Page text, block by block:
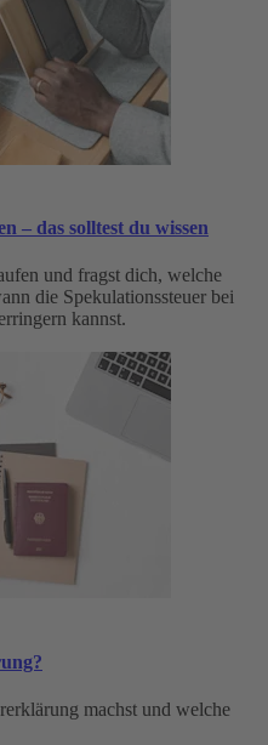
– das solltest du wissen
und fragst dich, welche
die Spekulationssteuer bei
kannst.
machst und welche